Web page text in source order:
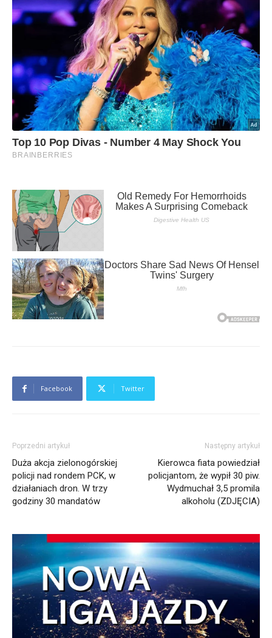
Facebook Twitter
Poprzedni artykuł
Duża akcja zielonogórskiej
policji nad rondem PCK, w
działaniach dron. W trzy
godziny 30 mandatów
Następny artykuł
Kierowca fiata powiedział
policjantom, że wypił 30 piw.
Wydmuchał 3,5 promila
alkoholu (ZDJĘCIA)